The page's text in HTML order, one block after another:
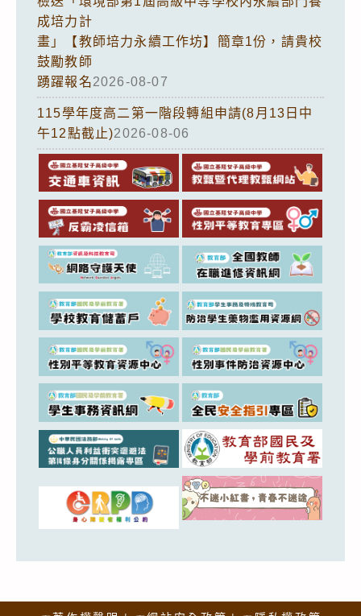
成培力計
畫」【教師培力永續工作坊】簡章1份，請貴校
鼓勵教師
踴躍報名2026-08-07
115學年度高二第一階段轉組申請(8月13日中
午12點截止)2026-08-06